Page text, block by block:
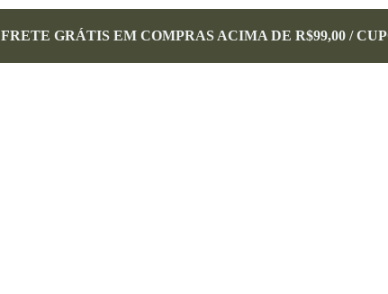
FRETE GRÁTIS EM COMPRAS ACIMA DE R$99,00 /